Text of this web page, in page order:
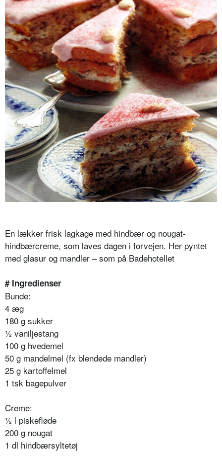
En lækker frisk lagkage med hindbær og nougat-
hindbærcreme, som laves dagen i forvejen. Her pyntet
med glasur og mandler – som på Badehotellet
# Ingredienser
Bunde:
4 æg
180 g sukker
½ vaniljestang
100 g hvedemel
50 g mandelmel (fx blendede mandler)
25 g kartoffelmel
1 tsk bagepulver
Creme:
½ l piskefløde
200 g nougat
1 dl hindbærsyltetøj